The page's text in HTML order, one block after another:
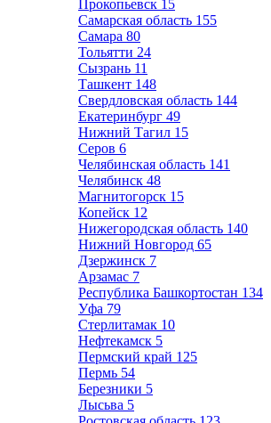
Прокопьевск 15
Самарская область 155
Самара 80
Тольятти 24
Сызрань 11
Ташкент 148
Свердловская область 144
Екатеринбург 49
Нижний Тагил 15
Серов 6
Челябинская область 141
Челябинск 48
Магнитогорск 15
Копейск 12
Нижегородская область 140
Нижний Новгород 65
Дзержинск 7
Арзамас 7
Республика Башкортостан 134
Уфа 79
Стерлитамак 10
Нефтекамск 5
Пермский край 125
Пермь 54
Березники 5
Лысьва 5